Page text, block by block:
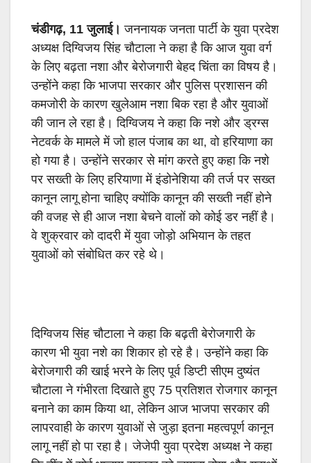
चंडीगढ़, 11 जुलाई। जननायक जनता पार्टी के युवा प्रदेश
अध्यक्ष दिग्विजय सिंह चौटाला ने कहा है कि आज युवा वर्ग
के लिए बढ़ता नशा और बेरोजगारी बेहद चिंता का विषय है।
उन्होंने कहा कि भाजपा सरकार और पुलिस प्रशासन की
कमजोरी के कारण खुलेआम नशा बिक रहा है और युवाओं
की जान ले रहा है। दिग्विजय ने कहा कि नशे और ड्रग्स
नेटवर्क के मामले में जो हाल पंजाब का था,वो हरियाणा का
हो गया है। उन्होंने सरकार से मांग करते हुए कहा कि नशे
पर सख्ती के लिए हरियाणा में इंडोनेशिया की तर्ज पर सख्त
कानून लागू होना चाहिए क्योंकि कानून की सख्ती नहीं होने
की वजह से ही आज नशा बेचने वालों को कोई डर नहीं है।
वे शुक्रवार को दादरी में युवा जोड़ो अभियान के तहत
युवाओं को संबोधित कर रहे थे।
दिग्विजय सिंह चौटाला ने कहा कि बढ़ती बेरोजगारी के
कारण भी युवा नशे का शिकार हो रहे है। उन्होंने कहा कि
बेरोजगारी की खाई भरने के लिए पूर्व डिप्टी सीएम दुष्यंत
चौटाला ने गंभीरता दिखाते हुए 75 प्रतिशत रोजगार कानून
बनाने का काम किया था,लेकिन आज भाजपा सरकार की
लापरवाही के कारण युवाओं से जुड़ा इतना महत्वपूर्ण कानून
लागू नहीं हो पा रहा है। जेजेपी युवा प्रदेश अध्यक्ष ने कहा